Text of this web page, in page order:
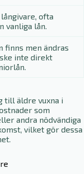
ofta
vanliga lån.
finns men ändras
inte direkt
till äldre vuxna i
som
andra nödvändiga
vilket gör dessa